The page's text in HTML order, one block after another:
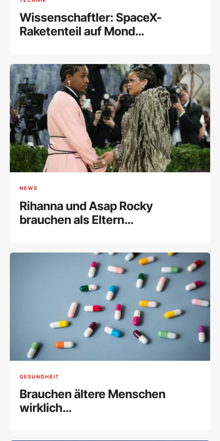
Wissenschaftler: SpaceX-
Raketenteil auf Mond
NEWS
Rihanna und Asap Rocky
brauchen als Eltern
GESUNDHEIT
Brauchen ältere Menschen
wirklich